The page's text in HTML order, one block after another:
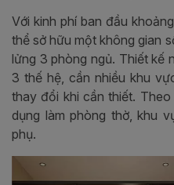
Với kinh phí ban đầu
thể sở hữu một không gian
lửng 3 phòng ngủ. Thiết kế
3 thế hệ, cần nhiều khu
thay đổi khi cần thiết.
dụng làm phòng thờ, khu
phụ.